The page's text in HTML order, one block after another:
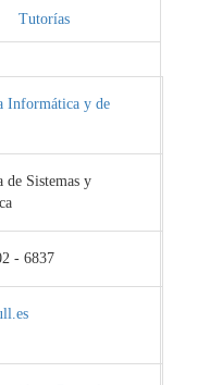
Tutorías
Informática y de
de Sistemas y
- 6837